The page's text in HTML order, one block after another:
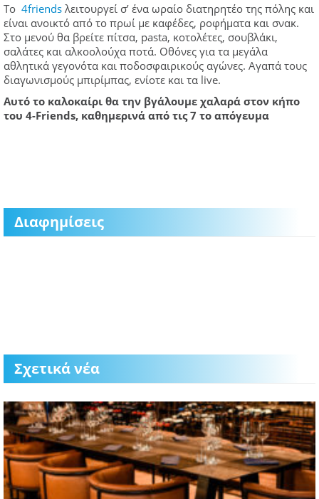
To 4friends λειτουργεί σ’ ένα ωραίο διατηρητέο της πόλης και
είναι ανοικτό από το πρωί με καφέδες, ροφήματα και σνακ.
Στο μενού θα βρείτε πίτσα, pasta, κοτολέτες, σουβλάκι,
σαλάτες και αλκοολούχα ποτά. Οθόνες για τα μεγάλα
αθλητικά γεγονότα και ποδοσφαιρικούς αγώνες. Αγαπά τους
διαγωνισμούς μπιρίμπας, ενίοτε και τα live.
Αυτό το καλοκαίρι θα την βγάλουμε χαλαρά στον κήπο
του 4-Friends, καθημερινά από τις 7 το απόγευμα
Διαφημίσεις
Σχετικά νέα